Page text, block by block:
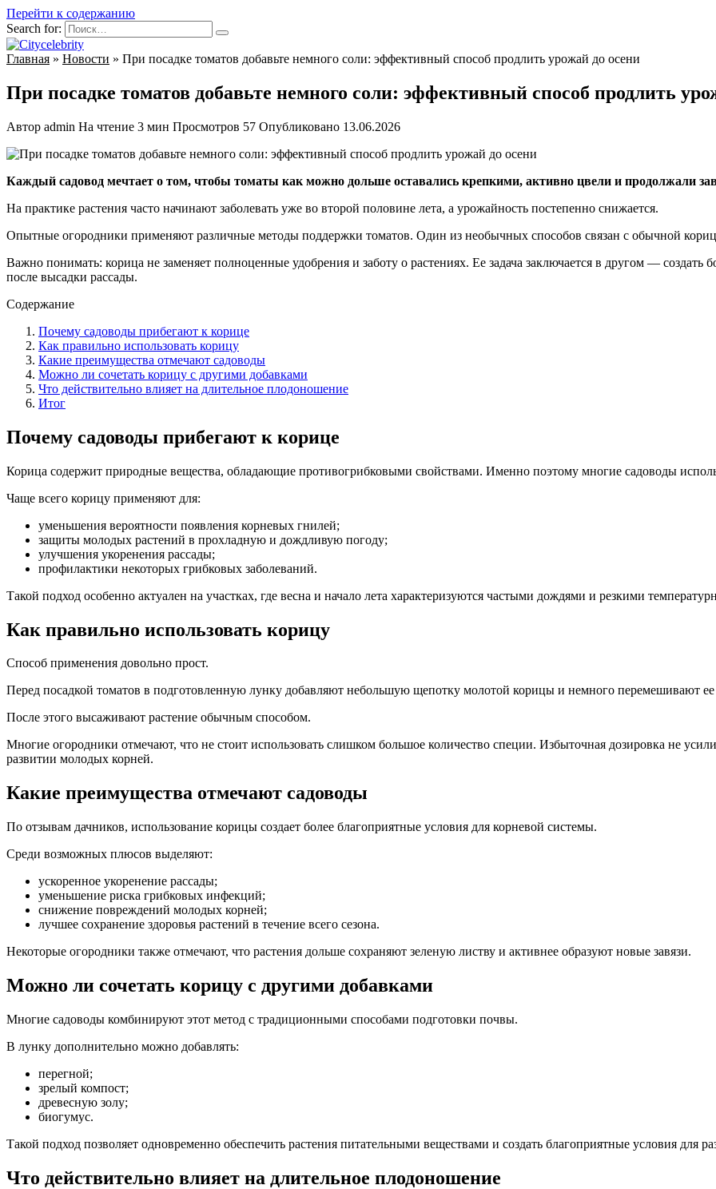
Перейти к содержанию
Search for:
Главная » Новости » При посадке томатов добавьте немного соли: эффективный способ продлить урожай до осени
При посадке томатов добавьте немного соли: эффективный способ продлить
Автор admin На чтение 3 мин Просмотров 57 Опубликовано 13.06.2026
Каждый садовод мечтает о том, чтобы томаты как можно дольше оставались крепкими, активно цвели и продолжали
На практике растения часто начинают заболевать уже во второй половине лета, а урожайность постепенно снижается.
Опытные огородники применяют различные методы поддержки томатов. Один из необычных способов связан с обычной
Важно понимать: корица не заменяет полноценные удобрения и заботу о растениях. Ее задача заключается в другом — создать
после высадки рассады.
Содержание
Почему садоводы прибегают к корице
Как правильно использовать корицу
Какие преимущества отмечают садоводы
Можно ли сочетать корицу с другими добавками
Что действительно влияет на длительное плодоношение
Итог
Почему садоводы прибегают к корице
Корица содержит природные вещества, обладающие противогрибковыми свойствами. Именно поэтому многие садоводы
Чаще всего корицу применяют для:
уменьшения вероятности появления корневых гнилей;
защиты молодых растений в прохладную и дождливую погоду;
улучшения укоренения рассады;
профилактики некоторых грибковых заболеваний.
Такой подход особенно актуален на участках, где весна и начало лета характеризуются частыми дождями и резкими
Как правильно использовать корицу
Способ применения довольно прост.
Перед посадкой томатов в подготовленную лунку добавляют небольшую щепотку молотой корицы и немного перемешивают
После этого высаживают растение обычным способом.
Многие огородники отмечают, что не стоит использовать слишком большое количество специи. Избыточная дозировка не
развитии молодых корней.
Какие преимущества отмечают садоводы
По отзывам дачников, использование корицы создает более благоприятные условия для корневой системы.
Среди возможных плюсов выделяют:
ускоренное укоренение рассады;
уменьшение риска грибковых инфекций;
снижение повреждений молодых корней;
лучшее сохранение здоровья растений в течение всего сезона.
Некоторые огородники также отмечают, что растения дольше сохраняют зеленую листву и активнее образуют новые завязи.
Можно ли сочетать корицу с другими добавками
Многие садоводы комбинируют этот метод с традиционными способами подготовки почвы.
В лунку дополнительно можно добавлять:
перегной;
зрелый компост;
древесную золу;
биогумус.
Такой подход позволяет одновременно обеспечить растения питательными веществами и создать благоприятные условия для
Что действительно влияет на длительное плодоношение